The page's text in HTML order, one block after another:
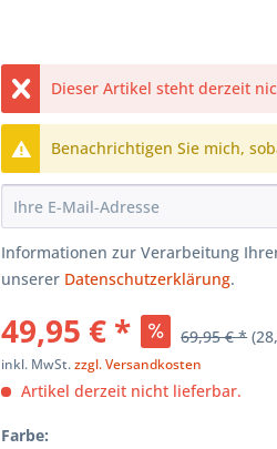
Dieser Artikel steht derzeit
Benachrichtigen Sie mich,
Informationen zur Verarbeitung
unserer Datenschutzerklärung.
49,95 € * 69,95 € *
inkl. MwSt.zzgl. Versandkosten
Artikel derzeit nicht lieferbar.
Farbe: